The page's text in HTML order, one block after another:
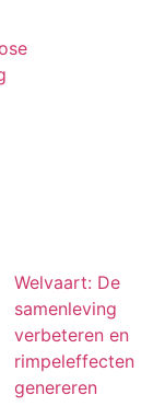
Welvaart: De
samenleving
verbeteren en
rimpeleffecten
genereren